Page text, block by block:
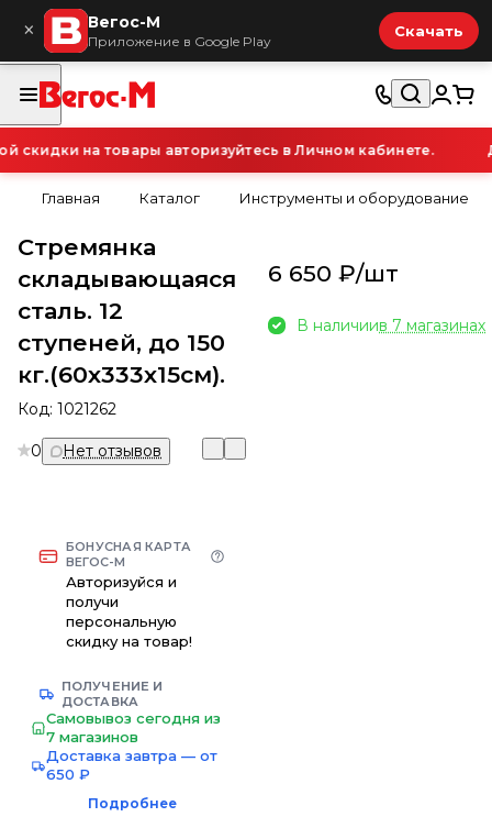
× Вегос-М
Приложение в Google Play
Скачать
на товары авторизуйтесь в Личном кабинете.
Главная Каталог Инструменты и оборудование
Стремянка
складывающаяся
сталь. 12
ступеней, до 150
кг.(60x333x15см).
Код: 1021262
0 Нет отзывов
БОНУСНАЯ КАРТА
ВЕГОС-М
Авторизуйся и
получи
персональную
скидку на товар!
ПОЛУЧЕНИЕ И
ДОСТАВКА
Самовывоз сегодня из
7 магазинов
Доставка завтра — от
650 ₽
Подробнее
6 650 ₽/шт
В наличиив 7 магазинах